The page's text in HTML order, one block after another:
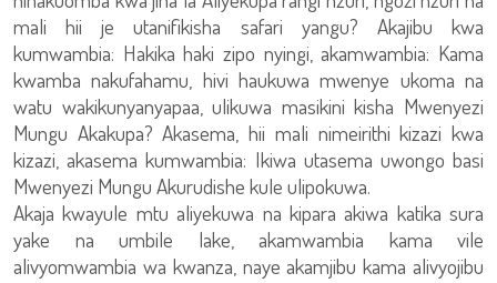
mali hii je utanifikisha safari yangu? Akajibu kwa
kumwambia: Hakika haki zipo nyingi, akamwambia: Kama
kwamba nakufahamu, hivi haukuwa mwenye ukoma na
watu wakikunyanyapaa, ulikuwa masikini kisha Mwenyezi
Mungu Akakupa? Akasema, hii mali nimeirithi kizazi kwa
kizazi, akasema kumwambia: Ikiwa utasema uwongo basi
Mwenyezi Mungu Akurudishe kule ulipokuwa.
Akaja kwayule mtu aliyekuwa na kipara akiwa katika sura
yake na umbile lake, akamwambia kama vile
alivyomwambia wa kwanza, naye akamjibu kama alivyojibu